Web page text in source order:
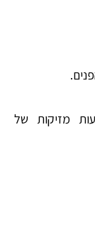
מזיקות של